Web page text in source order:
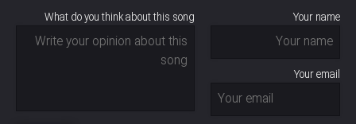
Your name
Your email
What do you think about this song